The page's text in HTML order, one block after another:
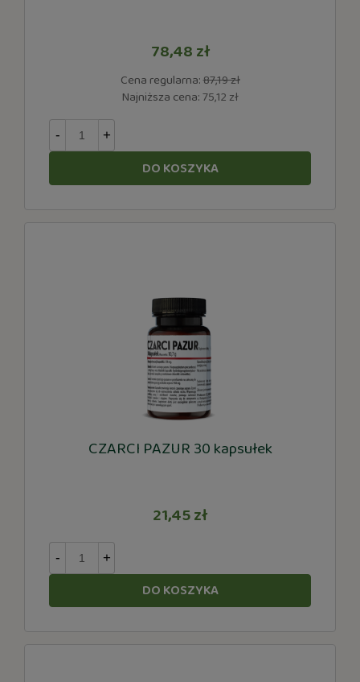
78,48 zł
Cena regularna:87,19 zł
Najniższa cena:75,12 zł
- +
DO KOSZYKA
CZARCI PAZUR 30 kapsułek
21,45 zł
- +
DO KOSZYKA